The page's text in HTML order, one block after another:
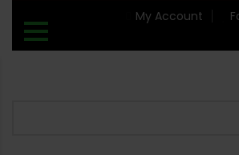
My Account